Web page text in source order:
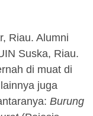
Riau. Alumni
Suska, Riau.
di muat di
juga
Burung